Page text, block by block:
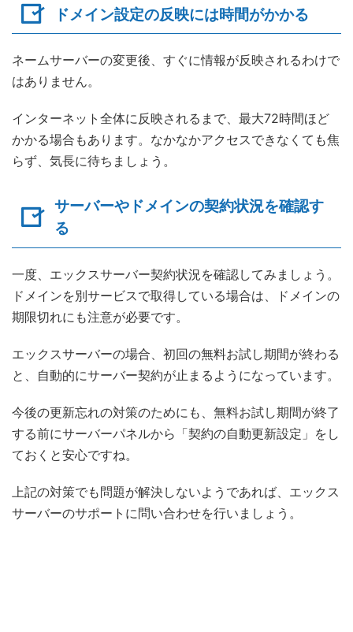
ドメイン設定の反映には時間がかかる
ネームサーバーの変更後、すぐに情報が反映されるわけで
はありません。
インターネット全体に反映されるまで、最大72時間ほど
かかる場合もあります。なかなかアクセスできなくても焦
らず、気長に待ちましょう。
サーバーやドメインの契約状況を確認す
る
一度、エックスサーバー契約状況を確認してみましょう。
ドメインを別サービスで取得している場合は、ドメインの
期限切れにも注意が必要です。
エックスサーバーの場合、初回の無料お試し期間が終わる
と、自動的にサーバー契約が止まるようになっています。
今後の更新忘れの対策のためにも、無料お試し期間が終了
する前にサーバーパネルから「契約の自動更新設定」をし
ておくと安心ですね。
上記の対策でも問題が解決しないようであれば、エックス
サーバーのサポートに問い合わせを行いましょう。